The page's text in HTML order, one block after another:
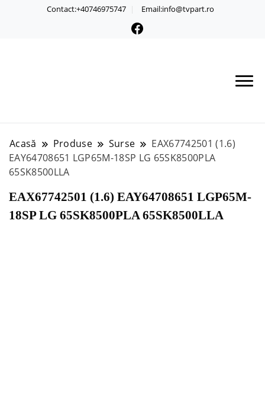
Contact:+40746975747 Email:info@tvpart.ro
Acasă Produse Surse
EAX67742501 (1.6)
EAY64708651 LGP65M-18SP LG 65SK8500PLA
65SK8500LLA
EAX67742501 (1.6) EAY64708651 LGP65M-
18SP LG 65SK8500PLA 65SK8500LLA